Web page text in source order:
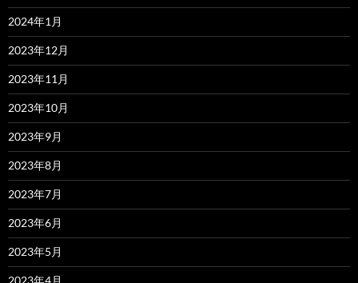
2024年1月
2023年12月
2023年11月
2023年10月
2023年9月
2023年8月
2023年7月
2023年6月
2023年5月
2023年4月